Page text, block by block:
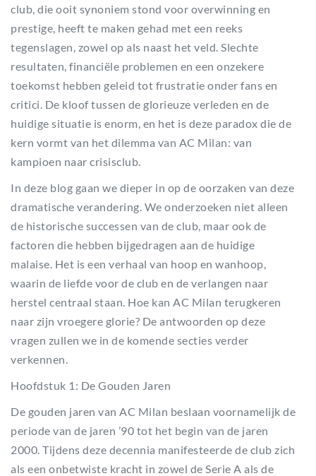
club, die ooit synoniem stond voor overwinning en
prestige, heeft te maken gehad met een reeks
tegenslagen, zowel op als naast het veld. Slechte
resultaten, financiële problemen en een onzekere
toekomst hebben geleid tot frustratie onder fans en
critici. De kloof tussen de glorieuze verleden en de
huidige situatie is enorm, en het is deze paradox die de
kern vormt van het dilemma van AC Milan: van
kampioen naar crisisclub.
In deze blog gaan we dieper in op de oorzaken van deze
dramatische verandering. We onderzoeken niet alleen
de historische successen van de club, maar ook de
factoren die hebben bijgedragen aan de huidige
malaise. Het is een verhaal van hoop en wanhoop,
waarin de liefde voor de club en de verlangen naar
herstel centraal staan. Hoe kan AC Milan terugkeren
naar zijn vroegere glorie? De antwoorden op deze
vragen zullen we in de komende secties verder
verkennen.
Hoofdstuk 1: De Gouden Jaren
De gouden jaren van AC Milan beslaan voornamelijk de
periode van de jaren ’90 tot het begin van de jaren
2000. Tijdens deze decennia manifesteerde de club zich
als een onbetwiste kracht in zowel de Serie A als de